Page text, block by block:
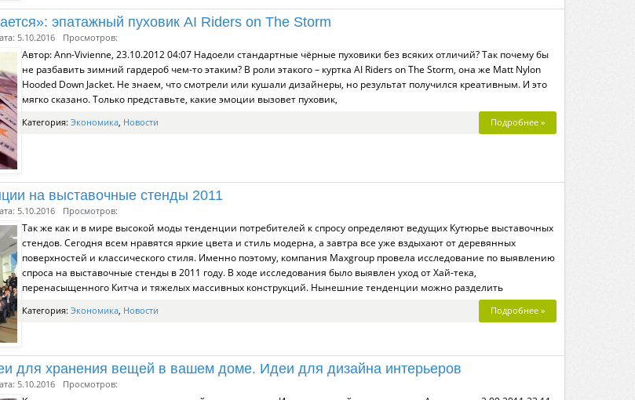
эпатажный пуховик AI Riders on The Storm
5.10.2016 Просмотров:
Автор: Ann-Vivienne, 23.10.2012 04:07 Надоели стандартные чёрные пуховики без всяких отличий? Так почему бы
не разбавить зимний гардероб чем-то этаким? В роли этакого – куртка AI Riders on The Storm, она же Matt Nylon
Hooded Down Jacket. Не знаем, что смотрели или кушали дизайнеры, но результат получился креативным. И это
мягко сказано. Только представьте, какие эмоции вызовет пуховик,
Подробнее »
Категория: Экономика, Новости
на выставочные стенды 2011
5.10.2016 Просмотров:
Так же как и в мире высокой моды тенденции потребителей к спросу определяют ведущих Кутюрье выставочных
стендов. Сегодня всем нравятся яркие цвета и стиль модерна, а завтра все уже вздыхают от деревянных
поверхностей и классического стиля. Именно поэтому, компания Maxgroup провела исследование по выявлению
спроса на выставочные стенды в 2011 году. В ходе исследования было выявлен уход от Хай-тека,
перенасыщенного Китча и тяжелых массивных конструкций. Нынешние тенденции можно разделить
Подробнее »
Категория: Экономика, Новости
для хранения вещей в вашем доме. Идеи для дизайна интерьеров
5.10.2016 Просмотров: